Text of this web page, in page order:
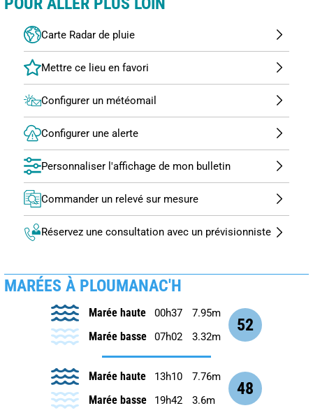
Carte Radar de pluie
Configurer un météomail
Configurer une alerte
Personnaliser l'affichage de mon bulletin
Commander un relevé sur mesure
Réservez une consultation avec un prévisionniste
MARÉES À PLOUMANAC'H
52
Marée haute 00h37 7.95m
Marée basse 07h02 3.32m
48
Marée haute 13h10 7.76m
Marée basse 19h42 3.6m